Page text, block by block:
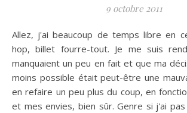
9 octobre 2011
Allez, j'ai beaucoup de temps libre en ce moment. Alors
hop, billet fourre-tout. Je me suis
manquaient un peu en fait et que ma
moins possible était peut-être une
en refaire un peu plus du coup, en
et mes envies, bien sûr. Genre si j'ai